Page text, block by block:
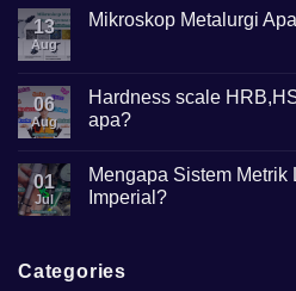
Height
Gauge
13
Aug
Mikroskop Metalurgi
Mikroskop
Metalurgi
Apa
06
Aug
Hardness scale
apa?
on
Hardness
scale
01
Jul
Mengapa Sistem
Imperial?
Mengapa
Sistem
Categories